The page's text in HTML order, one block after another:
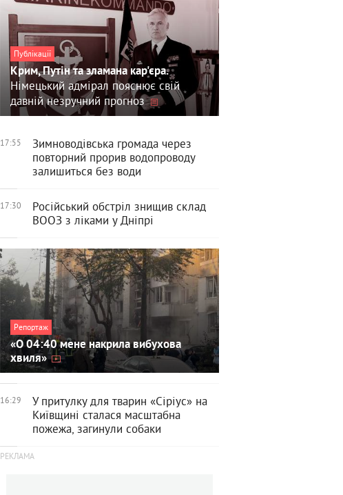
Публікації
Крим, Путін та зламана кар'єра.
Німецький адмірал пояснює свій
давній незручний прогноз
17:55
Зимноводівська громада через
повторний прорив водопроводу
залишиться без води
17:30
Російський обстріл знищив склад
ВООЗ з ліками у Дніпрі
Репортаж
«О 04:40 мене накрила вибухова
хвиля»
16:29
У притулку для тварин «Сіріус» на
Київщині сталася масштабна
пожежа, загинули собаки